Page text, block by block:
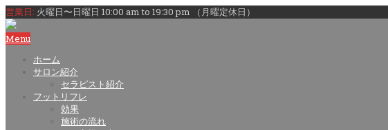
営業日: 火曜日〜日曜日 10:00 am to 19:30 pm （月曜定休日）
Menu
ホーム
サロン紹介
セラピスト紹介
フットリフレ
効果
施術の流れ